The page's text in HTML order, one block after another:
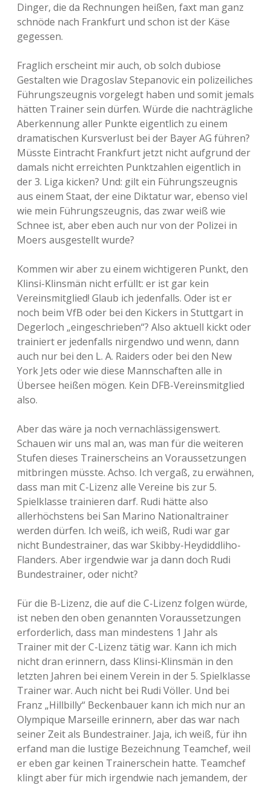
Dinger, die da Rechnungen heißen, faxt man ganz
schnöde nach Frankfurt und schon ist der Käse
gegessen.
Fraglich erscheint mir auch, ob solch dubiose
Gestalten wie Dragoslav Stepanovic ein polizeiliches
Führungszeugnis vorgelegt haben und somit jemals
hätten Trainer sein dürfen. Würde die nachträgliche
Aberkennung aller Punkte eigentlich zu einem
dramatischen Kursverlust bei der Bayer AG führen?
Müsste Eintracht Frankfurt jetzt nicht aufgrund der
damals nicht erreichten Punktzahlen eigentlich in
der 3. Liga kicken? Und: gilt ein Führungszeugnis
aus einem Staat, der eine Diktatur war, ebenso viel
wie mein Führungszeugnis, das zwar weiß wie
Schnee ist, aber eben auch nur von der Polizei in
Moers ausgestellt wurde?
Kommen wir aber zu einem wichtigeren Punkt, den
Klinsi-Klinsmän nicht erfüllt: er ist gar kein
Vereinsmitglied! Glaub ich jedenfalls. Oder ist er
noch beim VfB oder bei den Kickers in Stuttgart in
Degerloch „eingeschrieben“? Also aktuell kickt oder
trainiert er jedenfalls nirgendwo und wenn, dann
auch nur bei den L. A. Raiders oder bei den New
York Jets oder wie diese Mannschaften alle in
Übersee heißen mögen. Kein DFB-Vereinsmitglied
also.
Aber das wäre ja noch vernachlässigenswert.
Schauen wir uns mal an, was man für die weiteren
Stufen dieses Trainerscheins an Voraussetzungen
mitbringen müsste. Achso. Ich vergaß, zu erwähnen,
dass man mit C-Lizenz alle Vereine bis zur 5.
Spielklasse trainieren darf. Rudi hätte also
allerhöchstens bei San Marino Nationaltrainer
werden dürfen. Ich weiß, ich weiß, Rudi war gar
nicht Bundestrainer, das war Skibby-Heydiddliho-
Flanders. Aber irgendwie war ja dann doch Rudi
Bundestrainer, oder nicht?
Für die B-Lizenz, die auf die C-Lizenz folgen würde,
ist neben den oben genannten Voraussetzungen
erforderlich, dass man mindestens 1 Jahr als
Trainer mit der C-Lizenz tätig war. Kann ich mich
nicht dran erinnern, dass Klinsi-Klinsmän in den
letzten Jahren bei einem Verein in der 5. Spielklasse
Trainer war. Auch nicht bei Rudi Völler. Und bei
Franz „Hillbilly“ Beckenbauer kann ich mich nur an
Olympique Marseille erinnern, aber das war nach
seiner Zeit als Bundestrainer. Jaja, ich weiß, für ihn
erfand man die lustige Bezeichnung Teamchef, weil
er eben gar keinen Trainerschein hatte. Teamchef
klingt aber für mich irgendwie nach jemandem, der